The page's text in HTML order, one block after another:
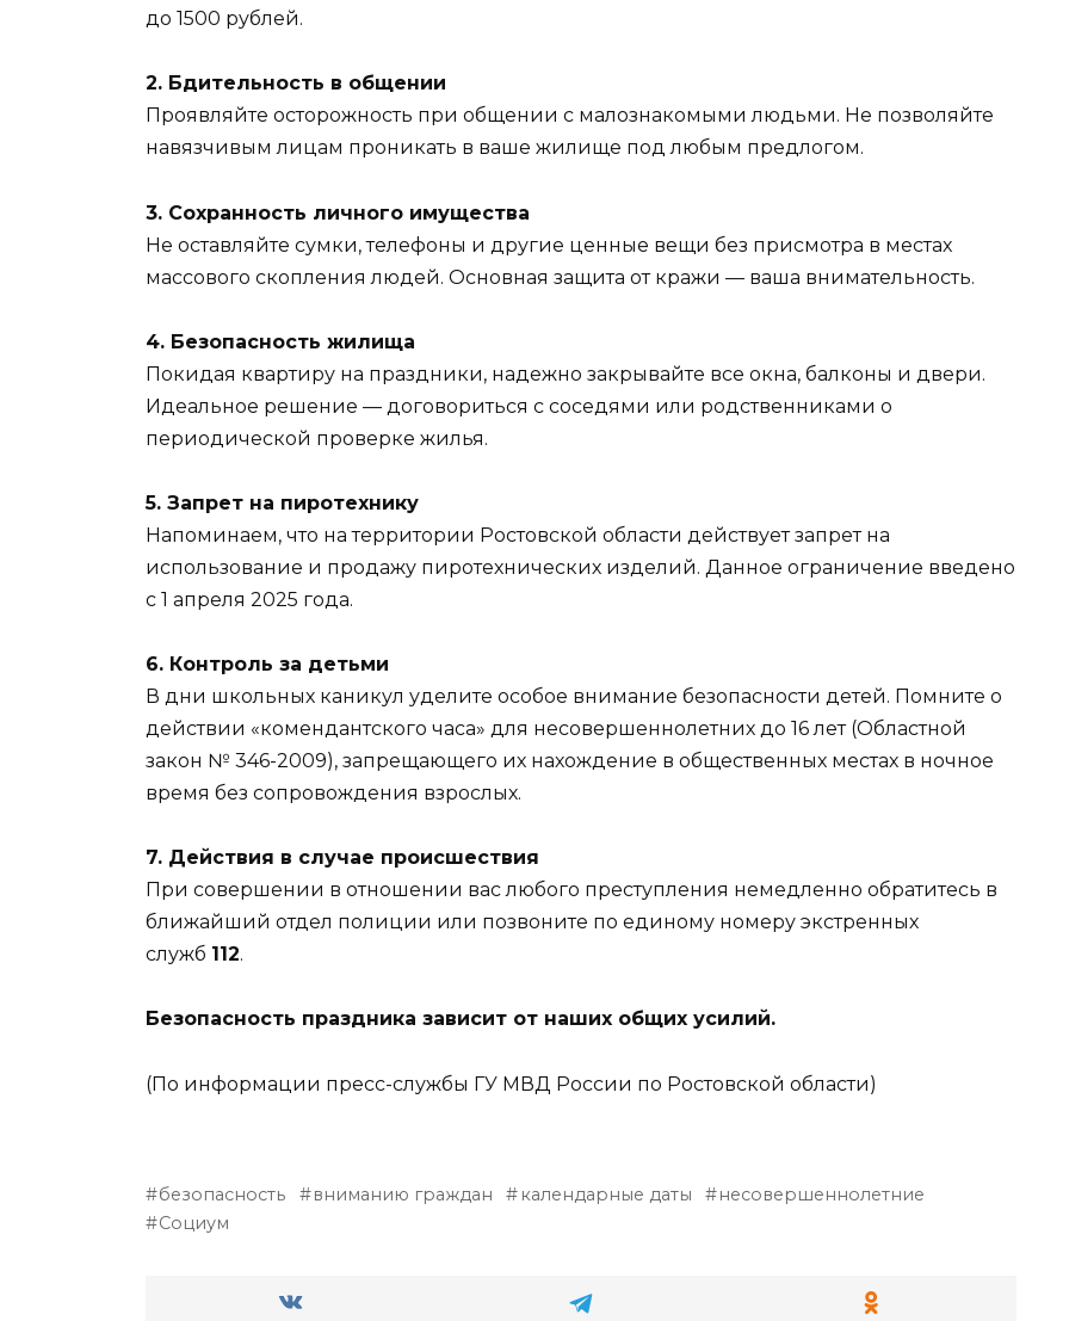
до 1500 рублей.
2. Бдительность в общении
Проявляйте осторожность при общении с малознакомыми людьми. Не позволяйте
навязчивым лицам проникать в ваше жилище под любым предлогом.
3. Сохранность личного имущества
Не оставляйте сумки, телефоны и другие ценные вещи без присмотра в местах
массового скопления людей. Основная защита от кражи — ваша внимательность.
4. Безопасность жилища
Покидая квартиру на праздники, надежно закрывайте все окна, балконы и двери.
Идеальное решение — договориться с соседями или родственниками о
периодической проверке жилья.
5. Запрет на пиротехнику
Напоминаем, что на территории Ростовской области действует запрет на
использование и продажу пиротехнических изделий. Данное ограничение введено
с 1 апреля 2025 года.
6. Контроль за детьми
В дни школьных каникул уделите особое внимание безопасности детей. Помните о
действии «комендантского часа» для несовершеннолетних до 16 лет (Областной
закон № 346-2009), запрещающего их нахождение в общественных местах в ночное
время без сопровождения взрослых.
7. Действия в случае происшествия
При совершении в отношении вас любого преступления немедленно обратитесь в
ближайший отдел полиции или позвоните по единому номеру экстренных
служб 112.
Безопасность праздника зависит от наших общих усилий.
(По информации пресс-службы ГУ МВД России по Ростовской области)
безопасность вниманию граждан календарные даты
несовершеннолетние
Социум